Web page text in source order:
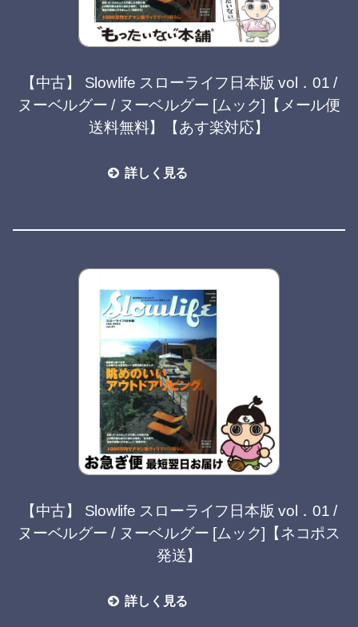
【中古】 Slowlife スローライフ日本版 vol．01 /
ヌーベルグー / ヌーベルグー [ムック]【メール便
送料無料】【あす楽対応】
詳しく見る
【中古】 Slowlife スローライフ日本版 vol．01 /
ヌーベルグー / ヌーベルグー [ムック]【ネコポス
発送】
詳しく見る